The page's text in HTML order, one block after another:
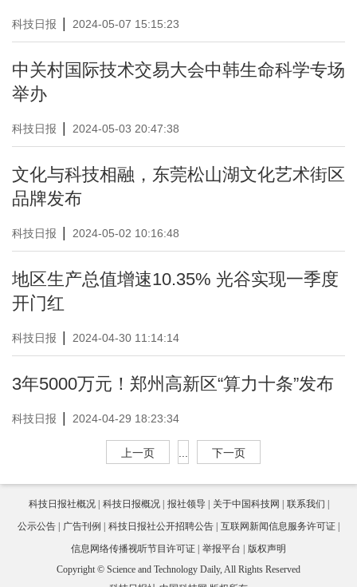
科技日报 2024-05-07 15:15:23
中关村国际技术交易大会中韩生命科学专场
举办
科技日报 2024-05-03 20:47:38
文化与科技相融，东莞松山湖文化艺术街区
品牌发布
科技日报 2024-05-02 10:16:48
地区生产总值增速10.35% 光谷实现一季度
开门红
科技日报 2024-04-30 11:14:14
3年5000万元！郑州高新区“算力十条”发布
科技日报 2024-04-29 18:23:34
上一页 下一页
科技日报社概况 科技日报概况 报社领导 关于中国科技网
联系我们
公示公告
广告刊例 科技日报社公开招聘公告
互联网新闻信息服务许可证
信息网络传播视听节目许可证
举报平台
版权声明
Copyright © Science and Technology Daily, All Rights Reserved